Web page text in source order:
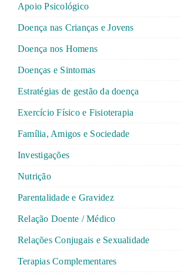
Apoio Psicológico
Doença nas Crianças e Jovens
Doença nos Homens
Doenças e Sintomas
Estratégias de gestão da doença
Exercício Físico e Fisioterapia
Família, Amigos e Sociedade
Investigações
Nutrição
Parentalidade e Gravidez
Relação Doente / Médico
Relações Conjugais e Sexualidade
Terapias Complementares